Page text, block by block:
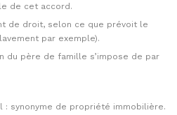
de cet accord.
de droit, selon ce que prévoit le
par exemple).
du père de famille s’impose de par
: synonyme de propriété immobilière.